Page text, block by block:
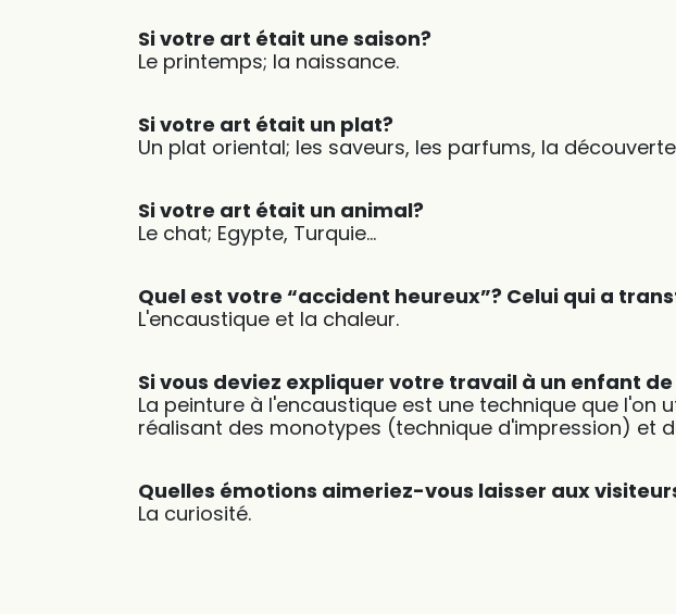
Si votre art était une saison?
Le printemps; la naissance.
Si votre art était un plat?
Un plat oriental; les saveurs, les parfums, la découverte
Si votre art était un animal?
Le chat; Egypte, Turquie…
Quel est votre “accident heureux”? Celui qui a
L'encaustique et la chaleur.
Si vous deviez expliquer votre travail à un enfant
La peinture à l'encaustique est une technique que l'on
réalisant des monotypes (technique d'impression) et
Quelles émotions aimeriez-vous laisser aux
La curiosité.